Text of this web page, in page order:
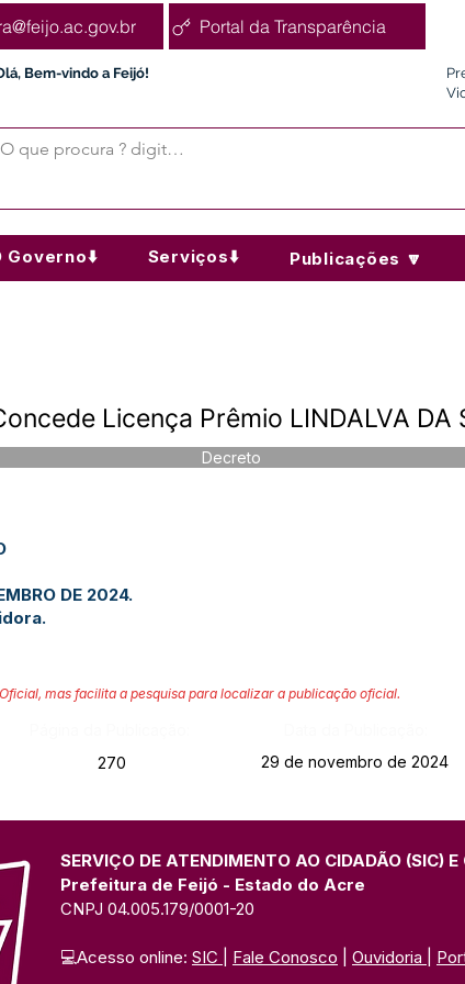
Portal da Transparência
Bem-vindo a Feijó!
Governo⬇️ Serviços⬇️ Publicações 🔽
Licença Prêmio LINDALVA DA
Decreto
DE 2024.
mas facilita a pesquisa para localizar a publicação oficial.
270 29 de novembro de 2024
SERVIÇO DE ATENDIMENTO AO CIDADÃO (SIC)
Prefeitura de Feijó - Estado do Acre
CNPJ 04.005.179/0001-20
💻Acesso online: SIC Fale Conosco Ouvidoria